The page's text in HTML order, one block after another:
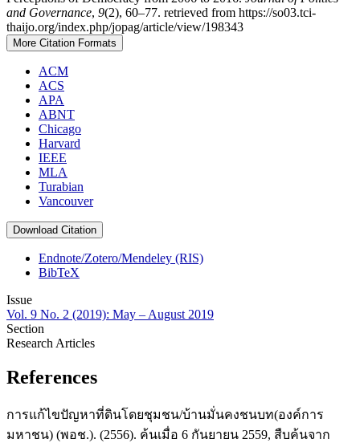
and Governance, 9(2), 60–77. retrieved from https://so03.tci-
thaijo.org/index.php/jopag/article/view/198343
More Citation Formats
ACM
ACS
APA
ABNT
Chicago
Harvard
IEEE
MLA
Turabian
Vancouver
Download Citation
Endnote/Zotero/Mendeley (RIS)
BibTeX
Issue
Vol. 9 No. 2 (2019): May – August 2019
Section
Research Articles
References
การแก้ไขปัญหาที่ดินโดยชุมชน/บ้านมั่นคงชนบท(องค์การ
มหาชน) (พอช.). (2556). ค้นเมื่อ 6 กันยายน 2559, สืบค้นจาก